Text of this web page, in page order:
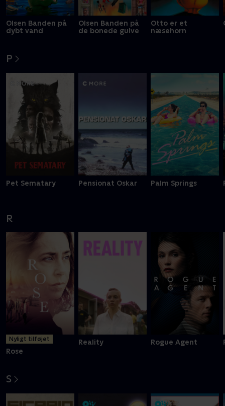
Olsen Banden på
dybt vand
Olsen Banden på
de bonede gulve
Otto er et
næsehorn
P
Pet Sematary Pensionat Oskar Palm Springs
R
Nyligt tilføjet
Rose
Reality Rogue Agent
S